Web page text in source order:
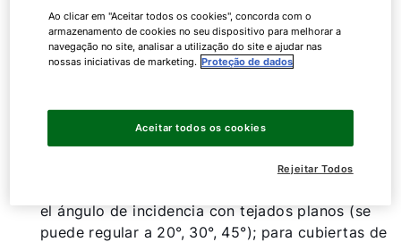
Con diversos juegos (accesorios) de montaje
individual:
cubiertas de teja de encaje, teja plana,
onduladas, de pizarra, y de chapa
Estructura AluFlex-U para superficie horizontal
el ángulo de incidencia con tejados planos (se
puede regular a 20°, 30°, 45°); para cubiertas de
Ao clicar em "Aceitar todos os cookies", concorda com o
armazenamento de cookies no seu dispositivo para melhorar a
navegação no site, analisar a utilização do site e ajudar nas
nossas iniciativas de marketing. Proteção de dados
Rejeitar Todos
Aceitar todos os cookies